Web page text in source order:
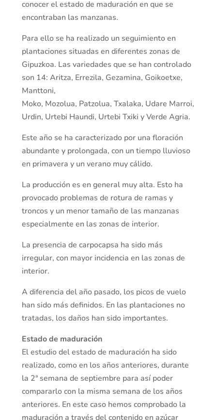
conocer el estado de maduración en que se
encontraban las manzanas.
Para ello se ha realizado un seguimiento en
plantaciones situadas en diferentes zonas de
Gipuzkoa. Las variedades que se han controlado
son 14: Aritza, Errezila, Gezamina, Goikoetxe,
Manttoni,
Moko, Mozolua, Patzolua, Txalaka, Udare Marroi,
Urdin, Urtebi Haundi, Urtebi Txiki y Verde Agria.
Este año se ha caracterizado por una floración
abundante y prolongada, con un tiempo lluvioso
en primavera y un verano muy cálido.
La producción es en general muy alta. Esto ha
provocado problemas de rotura de ramas y
troncos y un menor tamaño de las manzanas
especialmente en las zonas de interior.
La presencia de carpocapsa ha sido más
irregular, con mayor incidencia en las zonas de
interior.
A diferencia del año pasado, los picos de vuelo
han sido más definidos. En las plantaciones no
tratadas, los daños han sido importantes.
Estado de maduración
El estudio del estado de maduración ha sido
realizado, como en los años anteriores, durante
la 2ª semana de septiembre para así poder
compararlo con la misma semana de los años
anteriores. En este caso hemos comprobado la
maduración a través del contenido en azúcar